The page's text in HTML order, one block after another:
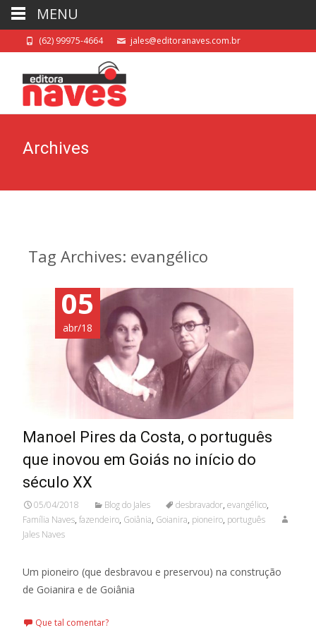
(62) 99975-4664 jales@editoranaves.com.br
Archives
Tag Archives: evangélico
05
abr/18
Manoel Pires da Costa, o português
que inovou em Goiás no início do
século XX
05/04/2018 Blog do Jales desbravador, evangélico,
Família Naves, fazendeiro, Goiânia, Goianira, pioneiro, português
Jales Naves
Um pioneiro (que desbravou e preservou) na construção
de Goianira e de Goiânia
Que tal comentar?
MENU